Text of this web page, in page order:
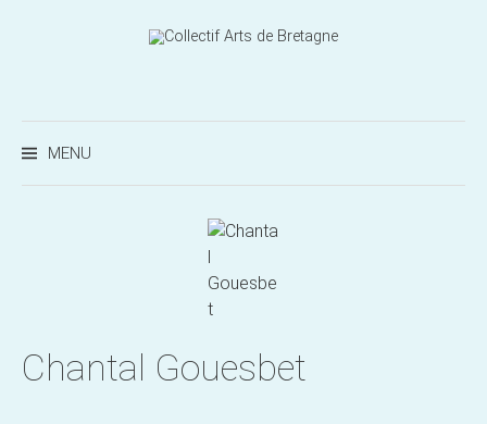
MENU
Chantal Gouesbet